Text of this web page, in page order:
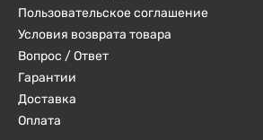
Пользовательское соглашение
Условия возврата товара
Вопрос / Ответ
Гарантии
Доставка
Оплата